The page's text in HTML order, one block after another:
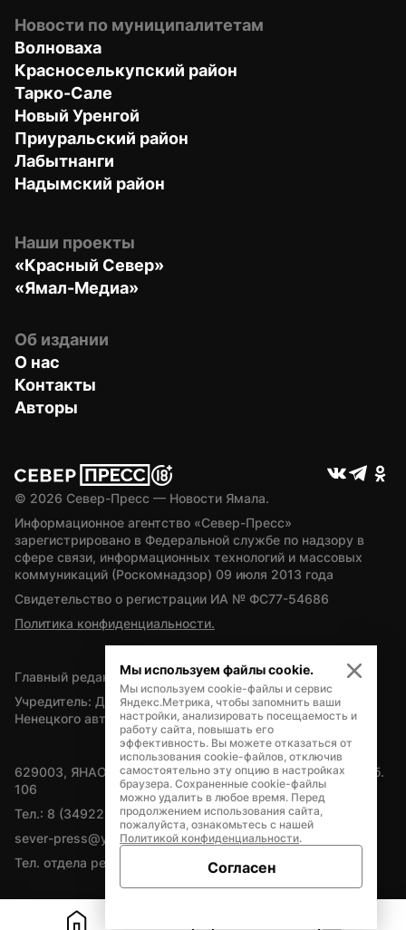
Новости по муниципалитетам
Волноваха
Красноселькупский район
Тарко-Сале
Новый Уренгой
Приуральский район
Лабытнанги
Надымский район
Наши проекты
«Красный Север»
«Ямал-Медиа»
Об издании
О нас
Контакты
Авторы
© 2026 Север-Пресс — Новости Ямала.
Информационное агентство «Север-Пресс»
зарегистрировано в Федеральной службе по надзору в
сфере связи, информационных технологий и массовых
коммуникаций (Роскомнадзор) 09 июля 2013 года
Свидетельство о регистрации ИА № ФС77-54686
Политика конфиденциальности.
Главный редактор — А.Л. Поздеев
Учредитель: Департамент внутренней политики Ямало-
Ненецкого автономного округа
629003, ЯНАО, Салехард, мкр. Богдана Кнунянца, д.1, каб.
106
Тел.: 8 (34922) 71262
sever-press@yamal-media.ru
Тел. отдела рекламы: 8 (34922) 42728
Мы используем файлы cookie.
Мы используем cookie-файлы и сервис
Яндекс.Метрика, чтобы запомнить ваши
настройки, анализировать посещаемость и
работу сайта, повышать его
эффективность. Вы можете отказаться от
использования cookie-файлов, отключив
самостоятельно эту опцию в настройках
браузера. Сохраненные cookie-файлы
можно удалить в любое время. Перед
продолжением использования сайта,
пожалуйста, ознакомьтесь с нашей
Политикой конфиденциальности.
Согласен